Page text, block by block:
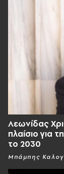
Λεωνίδας
πλαίσιο για
το 2030
Μπάμπης